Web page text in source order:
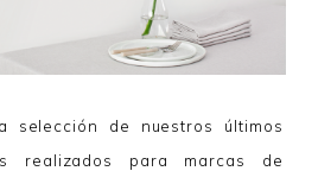
selección de nuestros últimos
realizados para marcas de